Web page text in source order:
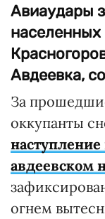
Авиаудары
населенных
Авдеевка,
За
оккупанты
авдеевском
огнем